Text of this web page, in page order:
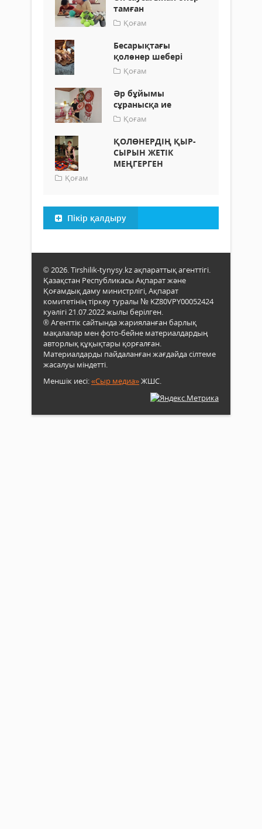
тамған
Қоғам
Бесарықтағы
қолөнер шебері
Қоғам
Әр бұйымы
сұранысқа ие
Қоғам
ҚОЛӨНЕРДІҢ ҚЫР-
СЫРЫН ЖЕТІК
МЕҢГЕРГЕН
Қоғам
Пікір қалдыру
© 2026. Tirshilik-tynysy.kz ақпараттық агенттігі.
Қазақстан Республикасы Ақпарат және
Қоғамдық даму министрлігі, Ақпарат
комитетінің тіркеу туралы № KZ80VPY00052424
куәлігі 21.07.2022 жылы берілген.
® Агенттік сайтында жарияланған барлық
мақалалар мен фото-бейне материалдардың
авторлық құқықтары қорғалған.
Материалдарды пайдаланған жағдайда сілтеме
жасалуы міндетті.
Меншік иесі:«Сыр медиа»ЖШС.